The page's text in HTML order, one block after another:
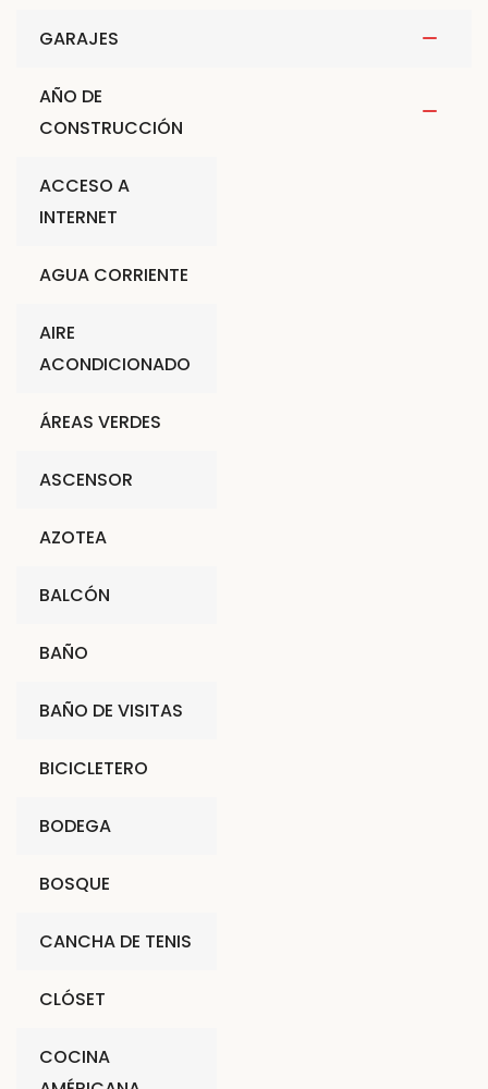
GARAJES
AÑO DE
CONSTRUCCIÓN
ACCESO A
INTERNET
AGUA CORRIENTE
AIRE
ACONDICIONADO
ÁREAS VERDES
ASCENSOR
AZOTEA
BALCÓN
BAÑO
BAÑO DE VISITAS
BICICLETERO
BODEGA
BOSQUE
CANCHA DE TENIS
CLÓSET
COCINA